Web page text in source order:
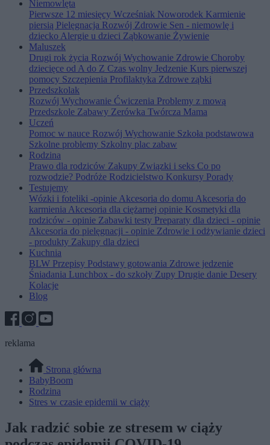
Niemowlęta
Pierwsze 12 miesięcy Wcześniak Noworodek Karmienie
piersią Pielęgnacja Rozwój Zdrowie Sen - niemowlę i
dziecko Alergie u dzieci Ząbkowanie Żywienie
Maluszek
Drugi rok życia Rozwój Wychowanie Zdrowie Choroby
dziecięce od A do Z Czas wolny Jedzenie Kurs pierwszej
pomocy Szczepienia Profilaktyka Zdrowe ząbki
Przedszkolak
Rozwój Wychowanie Ćwiczenia Problemy z mową
Przedszkole Zabawy Zerówka Twórcza Mama
Uczeń
Pomoc w nauce Rozwój Wychowanie Szkoła podstawowa
Szkolne problemy Szkolny plac zabaw
Rodzina
Prawo dla rodziców Zakupy Związki i seks Co po
rozwodzie? Podróże Rodzicielstwo Konkursy Porady
Testujemy
Wózki i foteliki -opinieAkcesoria do domu Akcesoria do
karmieniaAkcesoria dla ciężarnej opinie Kosmetyki dla
rodziców - opinie Zabawki testy Preparaty dla dzieci - opinie
Akcesoria do pielęgnacji - opinie Zdrowie i odżywianie dzieci
- produkty Zakupy dla dzieci
Kuchnia
BLW Przepisy Podstawy gotowania Zdrowe jedzenie
Śniadania Lunchbox - do szkoły Zupy Drugie danie Desery
Kolacje
Blog
reklama
Strona główna
BabyBoom
Rodzina
Stres w czasie epidemii w ciąży
Jak radzić sobie ze stresem w ciąży